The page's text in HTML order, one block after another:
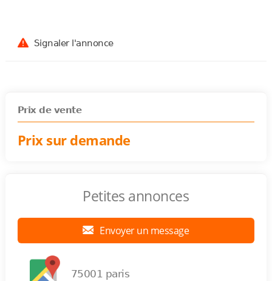
Signaler l'annonce
Prix de vente
Prix sur demande
Petites annonces
Envoyer un message
75001 paris